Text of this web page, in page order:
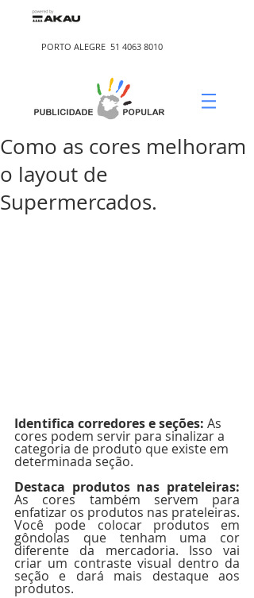
PORTO ALEGRE 51 4063 8010
Como as cores melhoram
o layout de
Supermercados.
Identifica corredores e seções: As
cores podem servir para sinalizar a
categoria de produto que existe em
determinada seção.
As cores também servem para
enfatizar os produtos nas prateleiras.
Você pode colocar produtos em
gôndolas que tenham uma cor
diferente da mercadoria. Isso vai
criar um contraste visual dentro da
seção e dará mais destaque aos
produtos.